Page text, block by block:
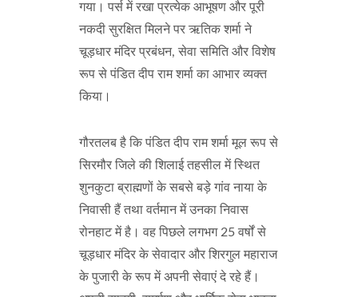
गया। पर्स में रखा प्रत्येक आभूषण और पूरी
नकदी सुरक्षित मिलने पर ऋतिक शर्मा ने
चूड़धार मंदिर प्रबंधन, सेवा समिति और विशेष
रूप से पंडित दीप राम शर्मा का आभार व्यक्त
किया।
गौरतलब है कि पंडित दीप राम शर्मा मूल रूप से
सिरमौर जिले की शिलाई तहसील में स्थित
शुनकुटा ब्राह्मणों के सबसे बड़े गांव नाया के
निवासी हैं तथा वर्तमान में उनका निवास
रोनहाट में है। वह पिछले लगभग 25 वर्षों से
चूड़धार मंदिर के सेवादार और शिरगुल महाराज
के पुजारी के रूप में अपनी सेवाएं दे रहे हैं।